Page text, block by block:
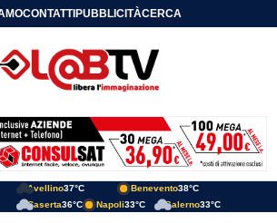
CONTATTIPUBBLICITÀCERCA
Avellino37°C Benevento38°C
Caserta36°C Napoli33°C Salerno33°C